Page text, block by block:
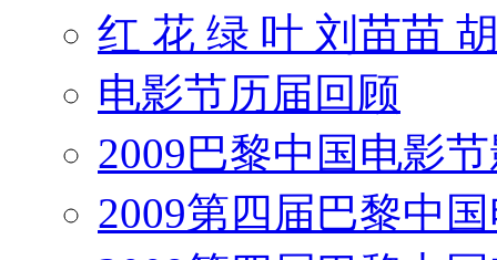
红 花 绿 叶 刘苗苗
电影节历届回顾
2009巴黎中国电影
2009第四届巴黎中